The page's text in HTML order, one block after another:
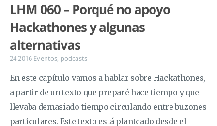
LHM 060 – Porqué no apoyo
Hackathones y algunas
alternativas
24 2016 Eventos, podcasts
En este capítulo vamos a hablar sobre Hackathones,
a partir de un texto que preparé hace tiempo y que
llevaba demasiado tiempo circulando entre buzones
particulares. Este texto está planteado desde el